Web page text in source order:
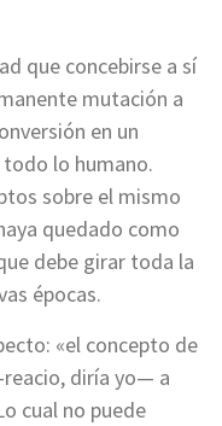
que concebirse a sí
mutación a
en un
lo humano.
sobre el mismo
quedado como
debe girar toda la
épocas.
«el concepto de
diría yo— a
cual no puede